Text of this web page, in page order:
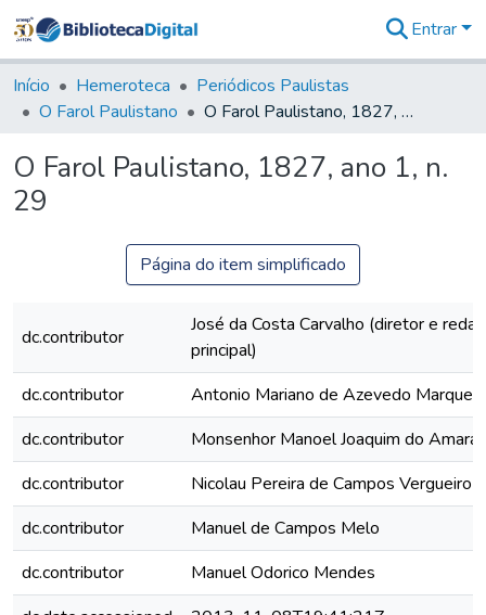
&
Coleções
Tudo na
Digital
Entrar
Início Hemeroteca
Periódicos Paulistas
O Farol Paulistano
O Farol Paulistano, 1827, ano 1, n. 29
O Farol Paulistano, 1827, ano 1, n.
29
Página do item simplificado
dc.contributor
José da Costa Carvalho (diretor e
principal)
dc.contributor
Antonio Mariano de Azevedo Marques
dc.contributor
Monsenhor Manoel Joaquim do
dc.contributor
Nicolau Pereira de Campos Vergueiro
dc.contributor
Manuel de Campos Melo
dc.contributor
Manuel Odorico Mendes